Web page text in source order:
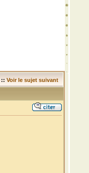
:: Voir le sujet suivant